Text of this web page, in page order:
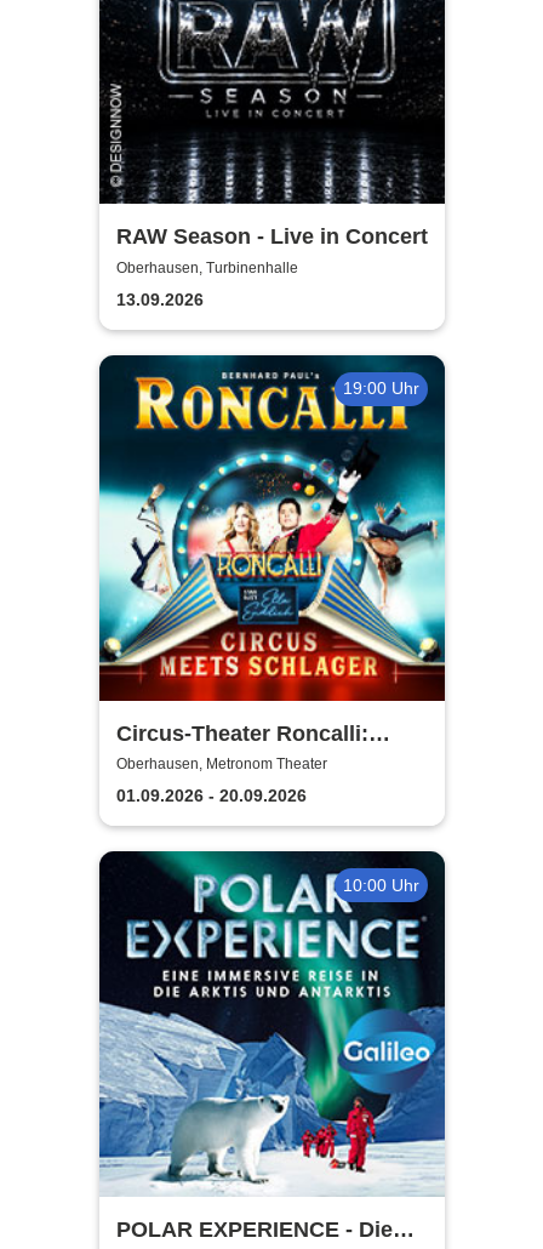
RAW Season - Live in Concert
Oberhausen, Turbinenhalle
13.09.2026
19:00 Uhr
Circus-Theater Roncalli:
Circus meets Schlager
Oberhausen, Metronom Theater
01.09.2026 - 20.09.2026
10:00 Uhr
POLAR EXPERIENCE - Die